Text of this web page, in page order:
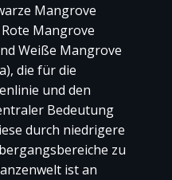
Mangrove
Mangrove
Weiße Mangrove
, die für die
und den
Bedeutung
durch niedrigere
zu
ist an